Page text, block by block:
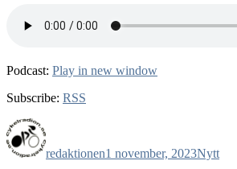
Podcast: Play in new window
Subscribe: RSS
redaktionen1 november, 2023Nytt